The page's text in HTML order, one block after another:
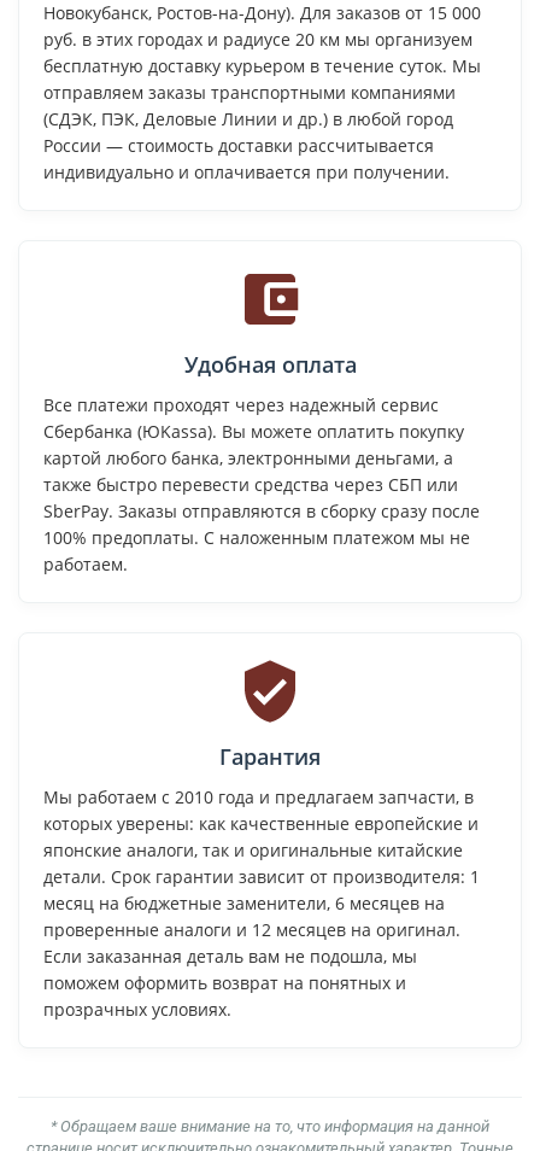
Новокубанск, Ростов-на-Дону). Для заказов от 15 000
руб. в этих городах и радиусе 20 км мы организуем
бесплатную доставку курьером в течение суток. Мы
отправляем заказы транспортными компаниями
(СДЭК, ПЭК, Деловые Линии и др.) в любой город
России — стоимость доставки рассчитывается
индивидуально и оплачивается при получении.
Удобная оплата
Все платежи проходят через надежный сервис
Сбербанка (ЮKassa). Вы можете оплатить покупку
картой любого банка, электронными деньгами, а
также быстро перевести средства через СБП или
SberPay. Заказы отправляются в сборку сразу после
100% предоплаты. С наложенным платежом мы не
работаем.
Гарантия
Мы работаем с 2010 года и предлагаем запчасти, в
которых уверены: как качественные европейские и
японские аналоги, так и оригинальные китайские
детали. Срок гарантии зависит от производителя: 1
месяц на бюджетные заменители, 6 месяцев на
проверенные аналоги и 12 месяцев на оригинал.
Если заказанная деталь вам не подошла, мы
поможем оформить возврат на понятных и
прозрачных условиях.
* Обращаем ваше внимание на то, что информация на данной